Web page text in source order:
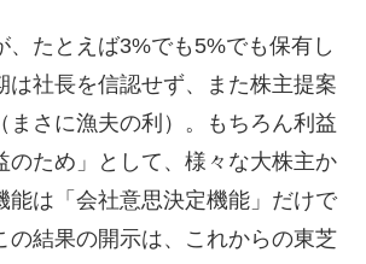
たとえば3%でも5%でも保有し
社長を信認せず、また株主提案
さに漁夫の利）。もちろん利益
ため」として、様々な大株主か
能は「会社意思決定機能」だけで
結果の開示は、これからの東芝